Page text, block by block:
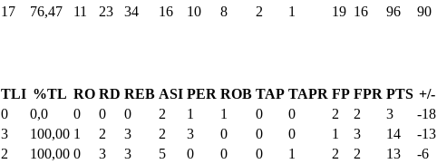
17 76,47 11 23 34 16 10 8 2 1 19 16 96 90
TLI %TL RO RD REB ASI PER ROB TAP TAPR FP FPR PTS +/-
0 0,0 0 0 0 2 1 1 0 0 2 2 3 -18
3 100,00 1 2 3 2 3 0 0 0 1 3 14 -13
2 100,00 0 3 3 5 0 0 0 1 2 2 13 -6